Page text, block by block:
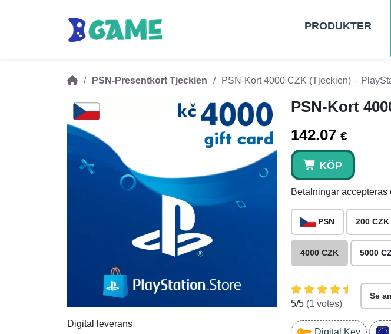
PRODUKTER
PSN-Presentkort Tjeckien PSN-Kort 4000 CZK (Tjeckien) –
Digital leverans
PSN-Kort
142.07 €
KÖP
Betalningar
PSN 200 CZK
4000 CZK 5000
5/5 (1 votes)
Se
Digital Key